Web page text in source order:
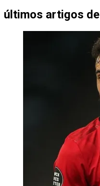
últimos artigos de